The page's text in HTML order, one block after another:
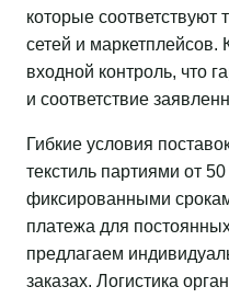
которые
сетей и маркетплейсов.
входной контроль, что
и соответствие
Гибкие условия
текстиль партиями от
фиксированными
платежа для
предлагаем
заказах. Логистика